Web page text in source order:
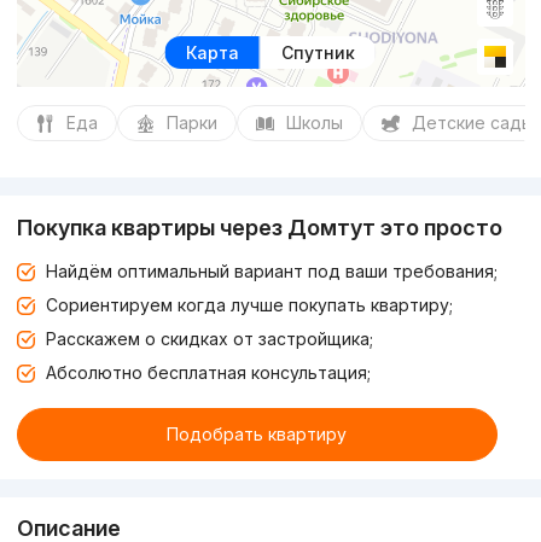
Карта Спутник
Еда Парки Школы Детские сады
Покупка квартиры через Домтут это просто
Найдём оптимальный вариант под ваши требования;
Сориентируем когда лучше покупать квартиру;
Расскажем о скидках от застройщика;
Абсолютно бесплатная консультация;
Подобрать квартиру
Описание